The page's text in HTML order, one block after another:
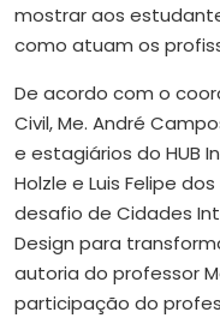
mostrar aos
como atuam os
De acordo com o
Civil, Me. André
e estagiários do HUB
Holzle e Luis Felipe
desafio de Cidades
Design para
autoria do professor
participação do